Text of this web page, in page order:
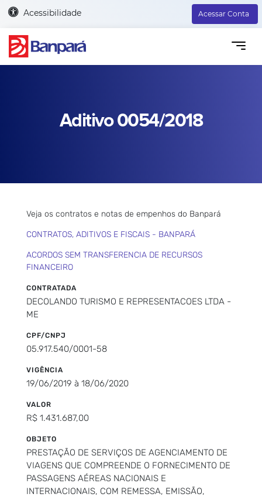
Acessibilidade Acessar Conta
Aditivo 0054/2018
Veja os contratos e notas de empenhos do Banpará
CONTRATOS, ADITIVOS E FISCAIS - BANPARÁ
ACORDOS SEM TRANSFERENCIA DE RECURSOS
FINANCEIRO
CONTRATADA
DECOLANDO TURISMO E REPRESENTACOES LTDA -
ME
CPF/CNPJ
05.917.540/0001-58
VIGÊNCIA
19/06/2019 à 18/06/2020
VALOR
R$ 1.431.687,00
OBJETO
PRESTAÇÃO DE SERVIÇOS DE AGENCIAMENTO DE
VIAGENS QUE COMPREENDE O FORNECIMENTO DE
PASSAGENS AÉREAS NACIONAIS E
INTERNACIONAIS, COM REMESSA, EMISSÃO,